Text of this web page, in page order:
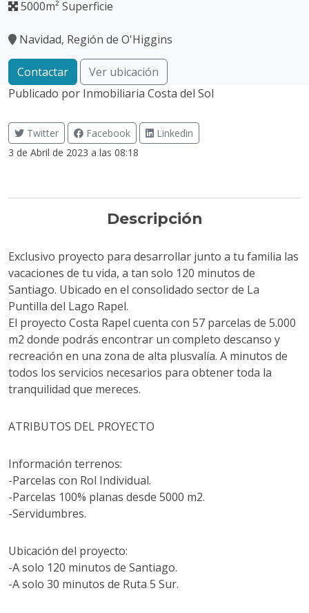
5000m² Superficie
Navidad, Región de O'Higgins
Contactar
Ver ubicación
Publicado por Inmobiliaria Costa del Sol
Twitter Facebook
Linkedin
3 de Abril de 2023 a las 08:18
Descripción
Exclusivo proyecto para desarrollar junto a tu familia las
vacaciones de tu vida, a tan solo 120 minutos de
Santiago. Ubicado en el consolidado sector de La
Puntilla del Lago Rapel.
El proyecto Costa Rapel cuenta con 57 parcelas de 5.000
m2 donde podrás encontrar un completo descanso y
recreación en una zona de alta plusvalía. A minutos de
todos los servicios necesarios para obtener toda la
tranquilidad que mereces.
ATRIBUTOS DEL PROYECTO
Información terrenos:
-Parcelas con Rol Individual.
-Parcelas 100% planas desde 5000 m2.
-Servidumbres.
Ubicación del proyecto:
-A solo 120 minutos de Santiago.
-A solo 30 minutos de Ruta 5 Sur.